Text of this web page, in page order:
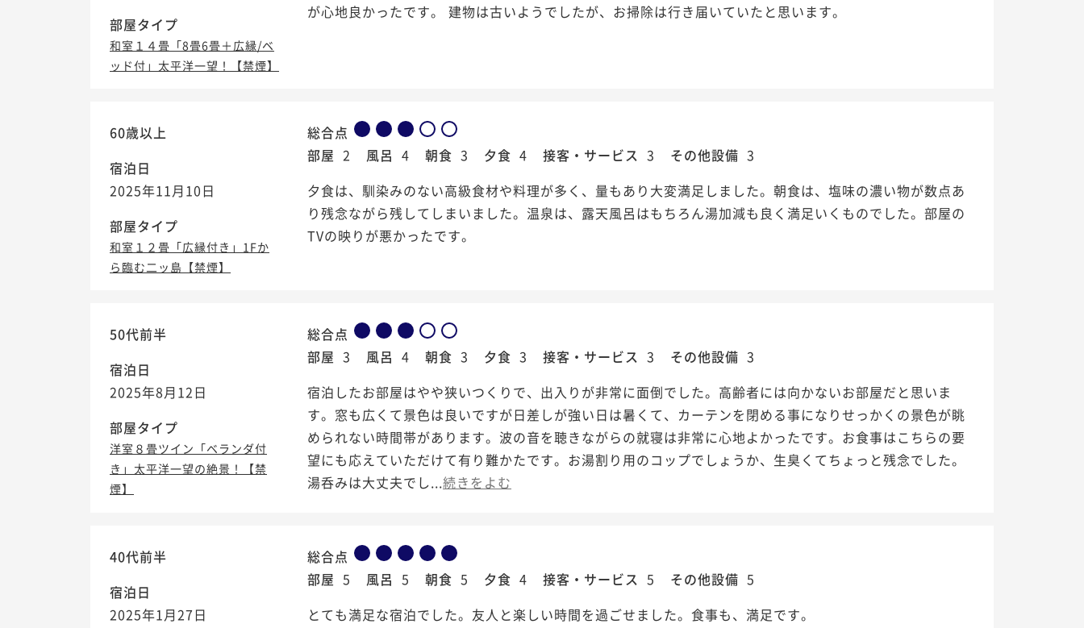
/5
部屋タイプ
和室１４畳「8畳6畳＋広縁/ベ
ッド付」太平洋一望！【禁煙】
が心地良かったです。 建物は古いようでしたが、お掃除は行き届いていたと思います。
60歳以上
宿泊日
2025年11月10日
部屋タイプ
和室１２畳「広縁付き」1Fか
ら臨む二ッ島【禁煙】
総合点
部屋 2 風呂 4 朝食 3 夕食 4 接客・サービス 3 その他設備 3
夕食は、馴染みのない高級食材や料理が多く、量もあり大変満足しました。朝食は、塩味の濃い物が数点あ
り残念ながら残してしまいました。温泉は、露天風呂はもちろん湯加減も良く満足いくものでした。部屋の
TVの映りが悪かったです。
50代前半
宿泊日
2025年8月12日
部屋タイプ
洋室８畳ツイン「ベランダ付
き」太平洋一望の絶景！【禁
煙】
総合点
部屋 3 風呂 4 朝食 3 夕食 3 接客・サービス 3 その他設備 3
宿泊したお部屋はやや狭いつくりで、出入りが非常に面倒でした。高齢者には向かないお部屋だと思いま
す。窓も広くて景色は良いですが日差しが強い日は暑くて、カーテンを閉める事になりせっかくの景色が眺
められない時間帯があります。波の音を聴きながらの就寝は非常に心地よかったです。お食事はこちらの要
望にも応えていただけて有り難かたです。お湯割り用のコップでしょうか、生臭くてちょっと残念でした。
湯呑みは大丈夫でし...続きをよむ
40代前半
宿泊日
2025年1月27日
総合点
部屋 5 風呂 5 朝食 5 夕食 4 接客・サービス 5 その他設備 5
とても満足な宿泊でした。友人と楽しい時間を過ごせました。食事も、満足です。